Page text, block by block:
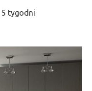
5 tygodni